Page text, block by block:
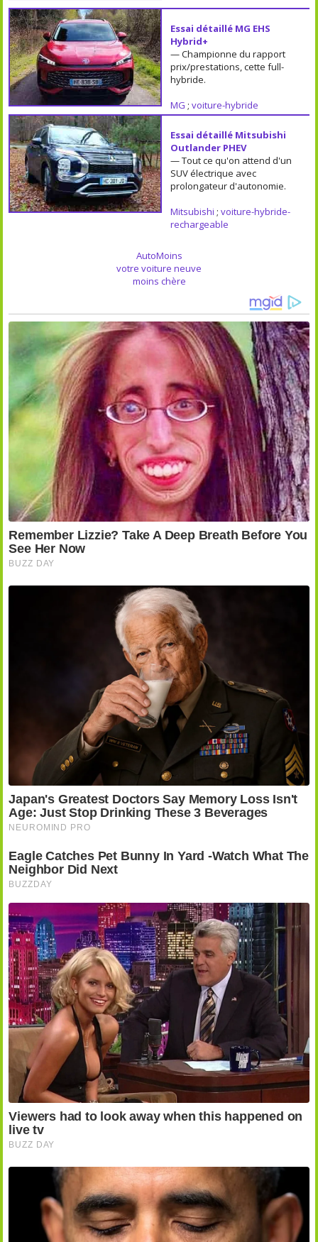
Essai détaillé MG EHS
Hybrid+
— Championne du rapport
prix/prestations, cette full-
hybride.
MG ; voiture-hybride
Essai détaillé Mitsubishi
Outlander PHEV
— Tout ce qu'on attend d'un
SUV électrique avec
prolongateur d'autonomie.
Mitsubishi ; voiture-hybride-
rechargeable
AutoMoins
votre voiture neuve
moins chère